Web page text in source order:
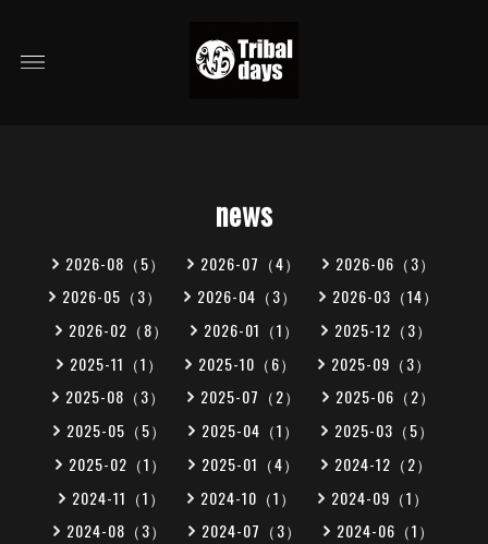
news
2026-08（5） 2026-07（4）
2026-06（3）
2026-05（3）
2026-04（3）
2026-03（14）
2026-02（8）
2026-01（1）
2025-12（3）
2025-11（1）
2025-10（6）
2025-09（3）
2025-08（3）
2025-07（2）
2025-06（2）
2025-05（5）
2025-04（1）
2025-03（5）
2025-02（1）
2025-01（4）
2024-12（2）
2024-11（1）
2024-10（1）
2024-09（1）
2024-08（3）
2024-07（3）
2024-06（1）